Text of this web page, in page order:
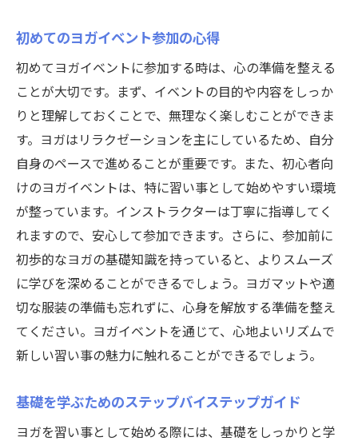
初めてのヨガイベント参加の心得
初めてヨガイベントに参加する時は、心の準備を整える
ことが大切です。まず、イベントの目的や内容をしっか
りと理解しておくことで、無理なく楽しむことができま
す。ヨガはリラクゼーションを主にしているため、自分
自身のペースで進めることが重要です。また、初心者向
けのヨガイベントは、特に習い事として始めやすい環境
が整っています。インストラクターは丁寧に指導してく
れますので、安心して参加できます。さらに、参加前に
初歩的なヨガの基礎知識を持っていると、よりスムーズ
に学びを深めることができるでしょう。ヨガマットや適
切な服装の準備も忘れずに、心身を解放する準備を整え
てください。ヨガイベントを通じて、心地よいリズムで
新しい習い事の魅力に触れることができるでしょう。
基礎を学ぶためのステップバイステップガイド
ヨガを習い事として始める際には、基礎をしっかりと学